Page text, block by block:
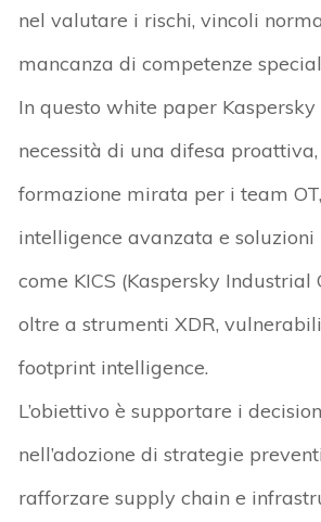
nel valutare i rischi, vincoli
mancanza di competenze
In questo white paper
necessità di una difesa proattiva
formazione mirata per i team
intelligence avanzata e soluzioni
come KICS (Kaspersky Industrial
oltre astrumenti XDR,
footprint intelligence.
L’obiettivo èsupportare idecision
nell’adozione di strategie
rafforzaresupply chain e